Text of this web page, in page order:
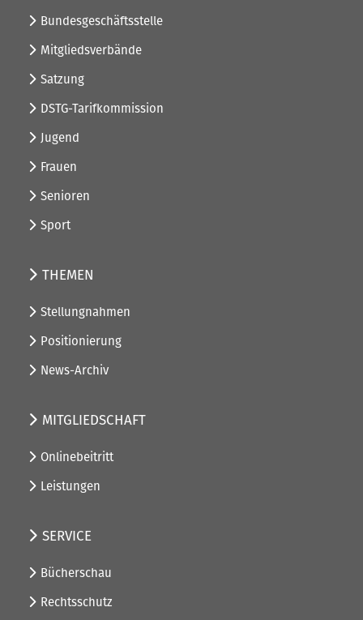
Bundesgeschäftsstelle
Mitgliedsverbände
Satzung
DSTG-Tarifkommission
Jugend
Frauen
Senioren
Sport
THEMEN
Stellungnahmen
Positionierung
News-Archiv
MITGLIEDSCHAFT
Onlinebeitritt
Leistungen
SERVICE
Bücherschau
Rechtsschutz